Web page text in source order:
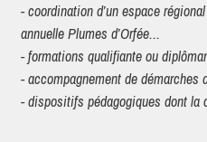
- coordination d’un espace
annuelle Plumes d’Orfée...
- formations qualifiante ou
- accompagnement de démarches
- dispositifs pédagogiques dont la